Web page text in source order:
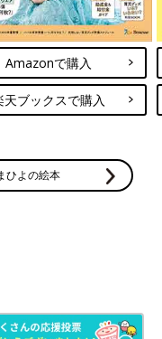
Amazonで購入
天ブックスで購入
ひよの絵本